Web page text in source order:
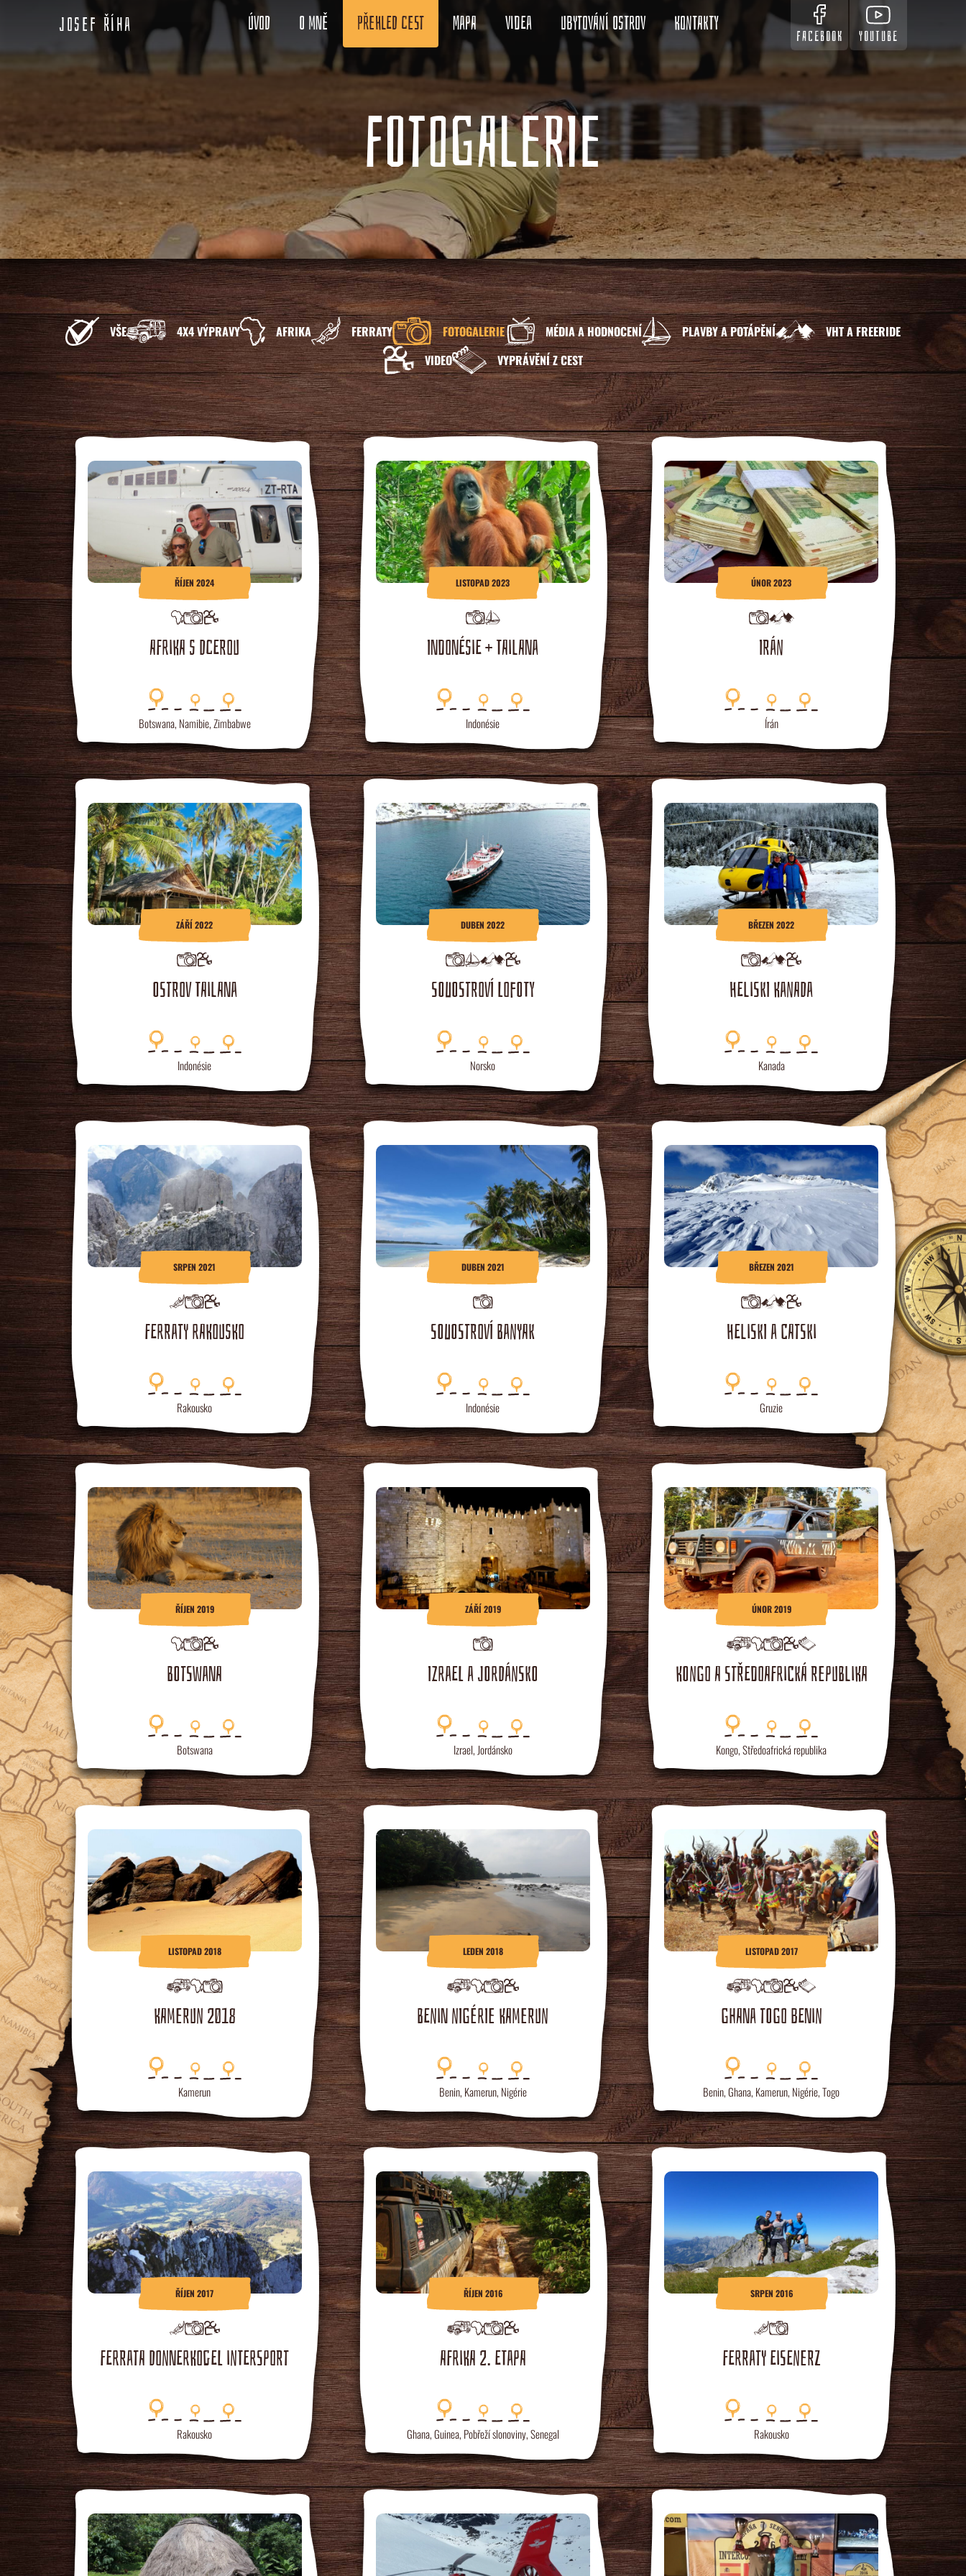
Josef Říha Úvod O mně Přehled cest Mapa Videa Ubytování ostrov Kontakty
FACEBOOK YOUTUBE
FOTOGALERIE
VŠE 4X4 VÝPRAVY AFRIKA FERRATY FOTOGALERIE MÉDIA A HODNOCENÍ PLAVBY A POTÁPĚNÍ
VHT A FREERIDE
VIDEO
VYPRÁVĚNÍ Z CEST
ŘÍJEN 2024
AFRIKA S DCEROU
Botswana, Namibie,Zimbabwe
LISTOPAD 2023
INDONÉSIE + TAILANA
Indonésie
ÚNOR 2023
IRÁN
Írán
ZÁŘÍ 2022
OSTROV TAILANA
Indonésie
DUBEN 2022
SOUOSTROVÍ LOFOTY
Norsko
BŘEZEN 2022
HELISKI KANADA
Kanada
SRPEN 2021
FERRATY RAKOUSKO
Rakousko
DUBEN 2021
SOUOSTROVÍ BANYAK
Indonésie
BŘEZEN 2021
HELISKI A CATSKI
Gruzie
ŘÍJEN 2019
BOTSWANA
Botswana
ZÁŘÍ 2019
IZRAEL A JORDÁNSKO
Izrael, Jordánsko
ÚNOR 2019
KONGO A STŘEDOAFRICKÁ REPUBLIKA
Kongo,Středoafrická republika
LISTOPAD 2018
KAMERUN 2018
Kamerun
LEDEN 2018
BENIN NIGÉRIE KAMERUN
Benin, Kamerun, Nigérie
LISTOPAD 2017
GHANA TOGO BENIN
Benin,Ghana, Kamerun, Nigérie,Togo
ŘÍJEN 2017
FERRATA DONNERKOGEL INTERSPORT
Rakousko
ŘÍJEN 2016
AFRIKA 2. ETAPA
Ghana,Guinea, Pobřeží slonoviny,Senegal
SRPEN 2016
FERRATY EISENERZ
Rakousko